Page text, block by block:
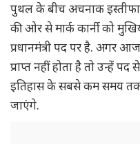
पुथल के बीच अचनाक इस्तीफा
की ओर से मार्क कार्नी को
प्रधानमंत्री पद पर है. अगर
प्राप्त नहीं होता है तो उन्हें
इतिहास के सबसे कम समय तक
जाएंगे.